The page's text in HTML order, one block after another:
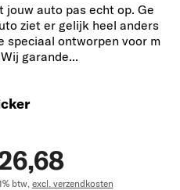
auto pas echt op. Ge
ziet er gelijk heel anders
ontworpen voor m
garande...
btw, excl. verzendkosten